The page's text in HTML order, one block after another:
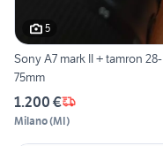
5
Sony A7 mark II + tamron 28-
75mm
1.200 €
Milano(MI)